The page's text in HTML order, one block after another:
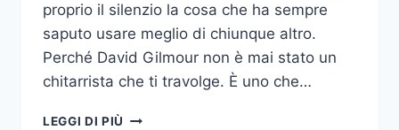
proprio il silenzio la cosa che ha sempre
saputo usare meglio di chiunque altro.
Perché David Gilmour non è mai stato un
chitarrista che ti travolge. È uno che…
LEGGI DI PIÙ HAPPY